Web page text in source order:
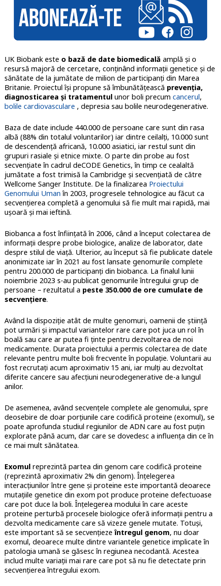
UK Biobank este o bază de date biomedicală amplă și o
resursă majoră de cercetare, conținând informații genetice și de
sănătate de la jumătate de milion de participanți din Marea
Britanie. Proiectul își propune să îmbunătățească prevenția,
diagnosticarea și tratamentulunor boli precum cancerul,
bolile cardiovasculare , depresia sau bolile neurodegenerative.
Baza de date include 440.000 de persoane care sunt din rasa
albă (88% din totalul voluntarilor) iar dintre ceilalți, 10.000 sunt
de descendență africană, 10.000 asiatici, iar restul sunt din
grupuri rasiale și etnice mixte. O parte din probe au fost
secvențiate în cadrul deCODE Genetics, în timp ce cealaltă
jumătate a fost trimisă la Cambridge și secvențiată de către
Wellcome Sanger Institute. De la finalizarea Proiectului
Genomului Uman în 2003, progresele tehnologice au făcut ca
secvențierea completă a genomului să fie mult mai rapidă, mai
ușoară și mai ieftină.
Biobanca a fost înființată în 2006, când a început colectarea de
informații despre probe biologice, analize de laborator, date
despre stilul de viață. Ulterior, au început să fie publicate datele
anonimizate iar în 2021 au fost lansate genomurile complete
pentru 200.000 de participanți din biobanca. La finalul lunii
noiembrie 2023 s-au publicat genomurile întregului grup de
persoane – rezultatul a peste 350.000 de ore cumulate de
secvențiere.
Având la dispoziție atât de multe genomuri, oamenii de știință
pot urmări și impactul variantelor rare care pot juca un rol în
boală sau care ar putea fi ținte pentru dezvoltarea de noi
medicamente. Durata proiectului a permis colectarea de date
relevante pentru multe boli frecvente în populație. Voluntarii au
fost recrutați acum aproximativ 15 ani, iar mulți au dezvoltat
diferite cancere sau afecțiuni neurodegenerative de-a lungul
anilor.
De asemenea, având secvențele complete ale genomului, spre
deosebire de doar porțiunile care codifică proteine (exomul), se
poate aprofunda studiul regiunilor de ADN care au fost puțin
explorate până acum, dar care se dovedesc a influența din ce în
ce mai mult sănătatea.
Exomulreprezintă partea din genom care codifică proteine
(reprezintă aproximativ 2% din genom). Înțelegerea
interacțiunilor între gene și proteine este importantă deoarece
mutațiile genetice din exom pot produce proteine defectuoase
care pot duce la boli. Înțelegerea modului în care aceste
proteine perturbă procesele biologice oferă informații pentru a
dezvolta medicamente care să vizeze genele mutate. Totuși,
este important să se secvențiezeîntregul genom, nu doar
exomul, deoarece multe dintre variantele genetice implicate în
patologia umană se găsesc în regiunea necodantă. Acestea
includ multe variații mai rare care pot să nu fie detectate prin
secvențierea întregului exom.